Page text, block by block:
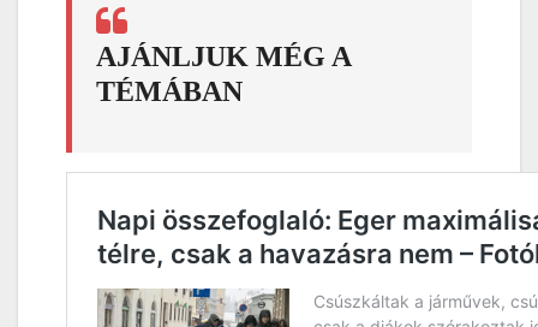
AJÁNLJUK MÉG A
TÉMÁBAN